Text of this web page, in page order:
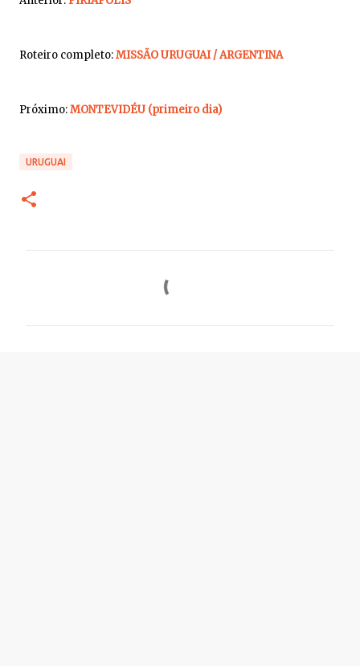
Roteiro completo:MISSÃO URUGUAI/ARGENTINA
Próximo:MONTEVIDÉU (primeiro dia)
URUGUAI